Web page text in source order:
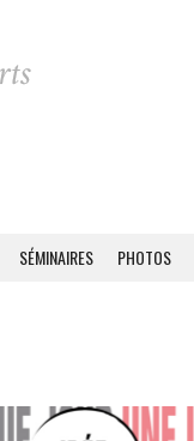
SÉMINAIRES PHOTOS